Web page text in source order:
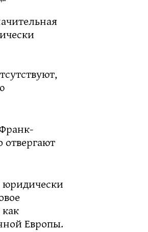
юридически
Европы.